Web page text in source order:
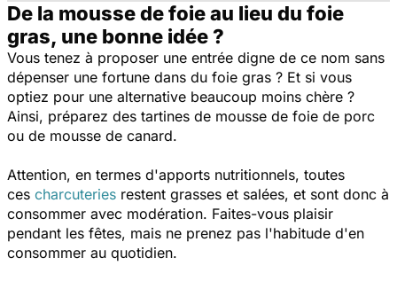
De la mousse de foie au lieu du foie
gras, une bonne idée ?
Vous tenez à proposer une entrée digne de ce nom sans
dépenser une fortune dans du foie gras ? Et si vous
optiez pour une alternative beaucoup moins chère ?
Ainsi, préparez des tartines de mousse de foie de porc
ou de mousse de canard.
Attention, en termes d'apports nutritionnels, toutes
ces charcuteries restent grasses et salées, et sont donc à
consommer avec modération. Faites-vous plaisir
pendant les fêtes, mais ne prenez pas l'habitude d'en
consommer au quotidien.